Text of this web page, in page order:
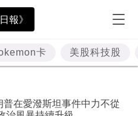
報》
卡 美股科技股
普在愛潑斯坦事件中力不從